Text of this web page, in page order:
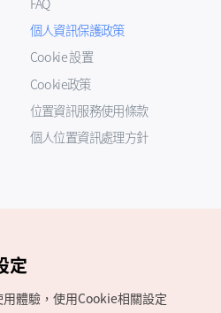
個人資訊保護政策
Cookie 設置
Cookie政策
位置資訊服務使用條款
個人位置資訊處理方針
定
體驗，使用Cookie相關設定